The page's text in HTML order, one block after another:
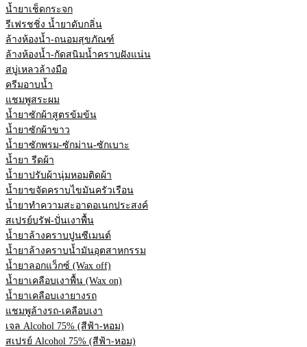
น้ำยาเช็ดกระจก
รีเฟรชชิ่ง น้ำยาดับกลิ่น
ล้างห้องน้ำ-ถนอมสุขภัณฑ์
ล้างห้องน้ำ-กัดสนิมน้ำคราบฝังแน่น
สบู่เหลวล้างมือ
ครีมอาบน้ำ
แชมพูสระผม
น้ำยาซักผ้าสูตรข้มข้น
น้ำยาซักผ้าขาว
น้ำยาซักพรม-ซักม่าน-ซักเบาะ
น้ำยา รีดผ้า
น้ำยาปรับผ้านุ่มหอมติดผ้า
น้ำยาขจัดคราบไขมันครัวเรือน
น้ำยาทำความสะอาดอเนกประสงค์
สเปรย์บรัฟ-ปั่นเงาพื้น
น้ำยาล้างคราบปูนซีเมนต์
น้ำยาล้างคราบน้ำมันอุตสาหกรรม
น้ำยาลอกแว็กซ์ (Wax off)
น้ำยาเคลือบเงาพื้น (Wax on)
น้ำยาเคลือบเงายางรถ
แชมพูล้างรถ-เคลือบเงา
เจล Alcohol 75% (สีฟ้า-หอม)
สเปรย์ Alcohol 75% (สีฟ้า-หอม)